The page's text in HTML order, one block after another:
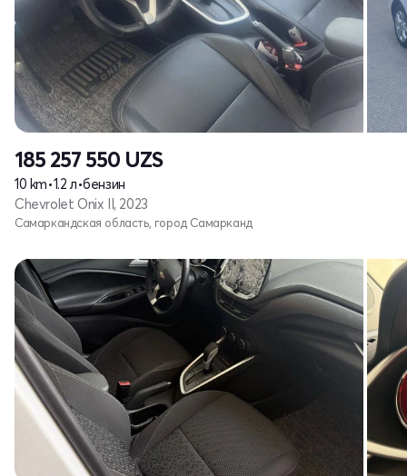
185 257 550 UZS
10 km•1.2 л•бензин
Chevrolet Onix II, 2023
Самаркандская область, город Самарканд